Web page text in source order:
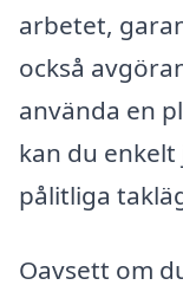
arbetet,
också
använda en
kan du
pålitliga
Oavsett om